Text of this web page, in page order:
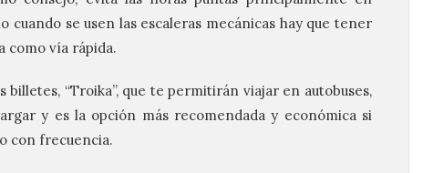
cuando se usen las escaleras mecánicas hay que tener
como vía rápida.
billetes, “Troika”, que te permitirán viajar en autobuses,
y es la opción más recomendada y económica si
con frecuencia.